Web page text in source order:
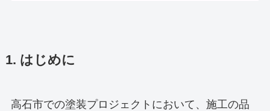
1. はじめに
高石市での塗装プロジェクトにおいて、施工の品